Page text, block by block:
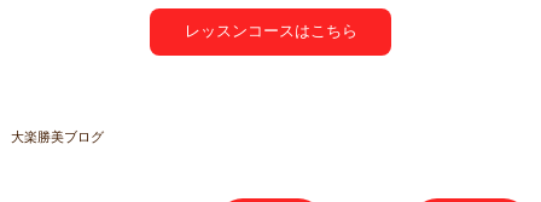
レッスンコースはこちら
大楽勝美ブログ